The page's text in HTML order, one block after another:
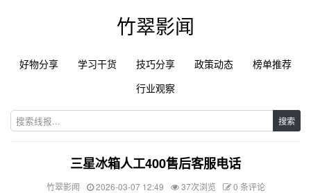
竹翠影闻
好物分享 学习干货 技巧分享 政策动态
榜单推荐
行业观察
搜索
三星冰箱人工400售后客服电话
竹翠影闻 2026-03-07 12:49 37次浏览 0 条评论